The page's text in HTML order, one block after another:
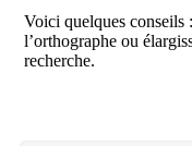
Voici quelques conseils
l’orthographe ou
recherche.